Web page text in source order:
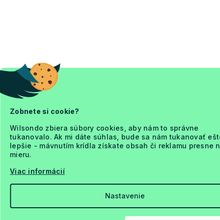
Zobnete si cookie?
Wilsondo zbiera súbory cookies, aby nám to správne
tukanovalo. Ak mi dáte súhlas, bude sa nám tukanovať
lepšie - mávnutím krídla získate obsah či reklamu presne
mieru.
Viac informácií
Nastavenie